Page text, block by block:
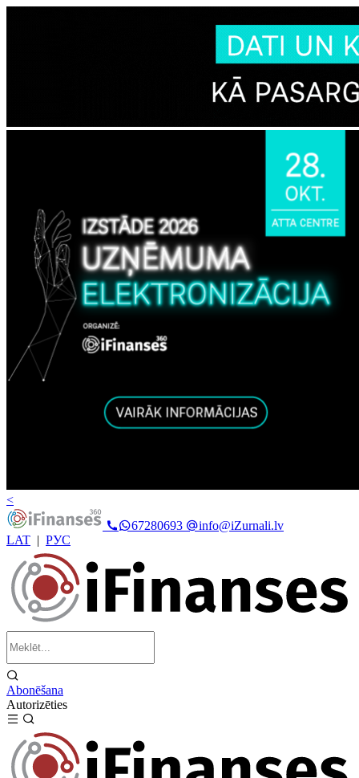
<
67280693
info@iZurnali.lv
LAT | РУС
Abonēšana
Autorizēties